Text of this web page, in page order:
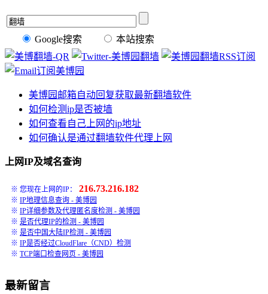
Google搜索 本站搜索
美博园邮箱自动回复获取最新翻墙软件
如何检测ip是否被墙
如何查看自己上网的ip地址
如何确认是通过翻墙软件代理上网
上网IP及域名查询
※ 您现在上网的IP： 216.73.216.182
※ IP地理信息查询 - 美博园
※ IP详细参数及代理匿名度检测 - 美博园
※ 是否代理IP的检测 - 美博园
※ 是否中国大陆IP检测 - 美博园
※ IP是否经过CloudFlare（CND）检测
※ TCP端口检查网页 - 美博园
最新留言